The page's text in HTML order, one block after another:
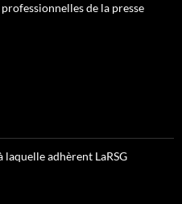
de la presse
adhèrent LaRSG